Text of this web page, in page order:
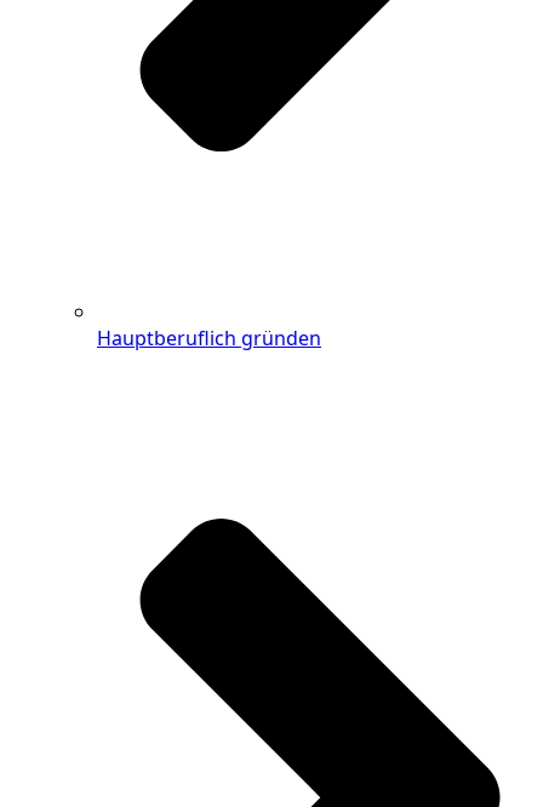
Hauptberuflich gründen